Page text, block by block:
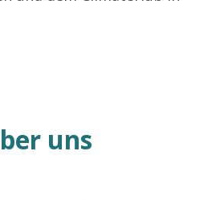
uns